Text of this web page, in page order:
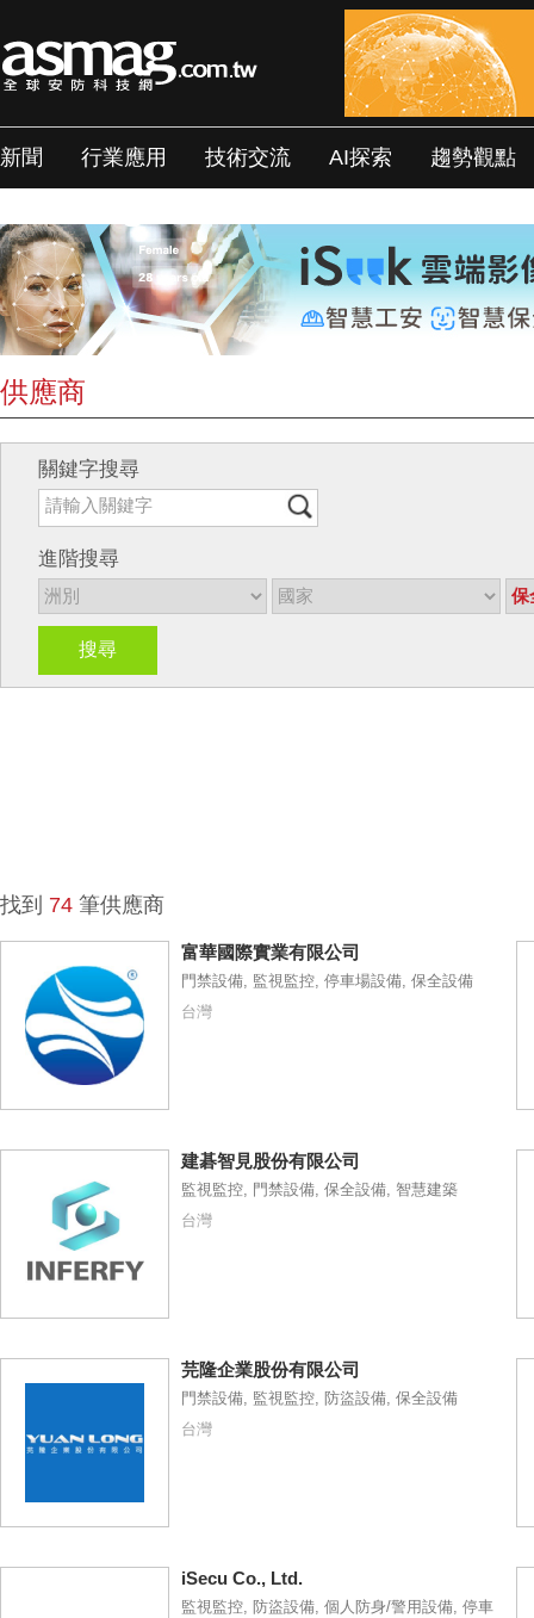
新聞 行業應用 技術交流 AI探索 趨勢觀點
供應商
關鍵字搜尋
進階搜尋
搜尋
找到 74 筆供應商
富華國際實業有限公司
門禁設備, 監視監控, 停車場設備, 保全設備
台灣
建碁智見股份有限公司
監視監控, 門禁設備, 保全設備, 智慧建築
台灣
芫隆企業股份有限公司
門禁設備, 監視監控, 防盜設備, 保全設備
台灣
iSecu Co., Ltd.
監視監控, 防盜設備, 個人防身/警用設備, 停車